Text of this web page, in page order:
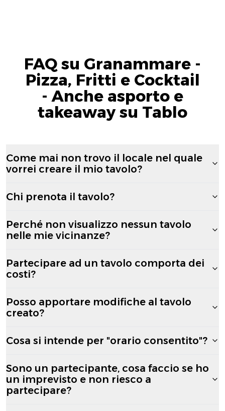
FAQ su Granammare -
Pizza, Fritti e Cocktail
- Anche asporto e
takeaway su Tablo
Come mai non trovo il locale nel quale
vorrei creare il mio tavolo?
Chi prenota il tavolo?
Perché non visualizzo nessun tavolo
nelle mie vicinanze?
Partecipare ad un tavolo comporta dei
costi?
Posso apportare modifiche al tavolo
creato?
Cosa si intende per "orario consentito"?
Sono un partecipante, cosa faccio se ho
un imprevisto e non riesco a
partecipare?